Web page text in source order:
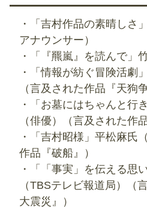
・「吉村作品の素晴しさ
アナウンサー）
・「『羆嵐』を読んで」
・「情報が紡ぐ冒険活劇
（言及された作品『天狗
・「お墓にはちゃんと行
（俳優）（言及された作
・「吉村昭様」平松麻氏
作品『破船』）
・「「事実」を伝える思
（TBSテレビ報道局）（
大震災』）